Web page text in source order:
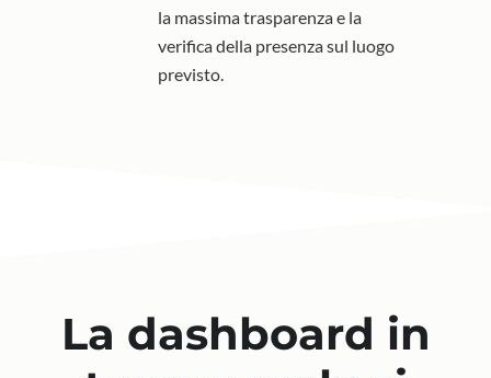
la massima trasparenza e la
verifica della presenza sul luogo
previsto.
La dashboard in